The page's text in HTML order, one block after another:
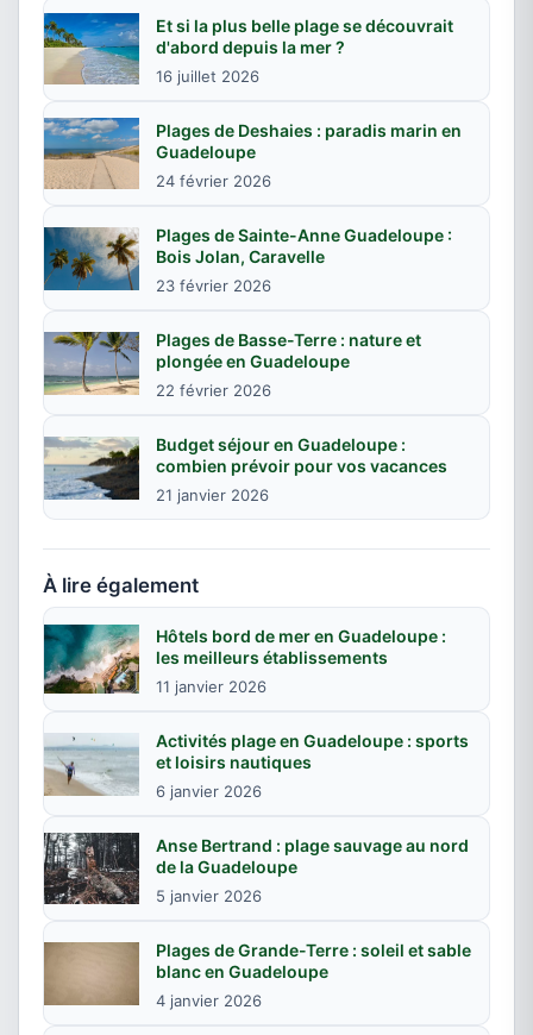
Et si la plus belle plage se découvrait
d'abord depuis la mer ?
16 juillet 2026
Plages de Deshaies : paradis marin en
Guadeloupe
24 février 2026
Plages de Sainte-Anne Guadeloupe :
Bois Jolan, Caravelle
23 février 2026
Plages de Basse-Terre : nature et
plongée en Guadeloupe
22 février 2026
Budget séjour en Guadeloupe :
combien prévoir pour vos vacances
21 janvier 2026
À lire également
Hôtels bord de mer en Guadeloupe :
les meilleurs établissements
11 janvier 2026
Activités plage en Guadeloupe : sports
et loisirs nautiques
6 janvier 2026
Anse Bertrand : plage sauvage au nord
de la Guadeloupe
5 janvier 2026
Plages de Grande-Terre : soleil et sable
blanc en Guadeloupe
4 janvier 2026